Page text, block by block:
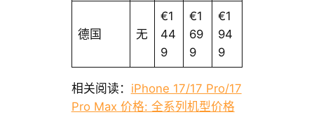
德国 无
€1
44
9
€1
69
9
€1
94
9
相关阅读： iPhone 17/17 Pro/17
Pro Max 价格: 全系列机型价格